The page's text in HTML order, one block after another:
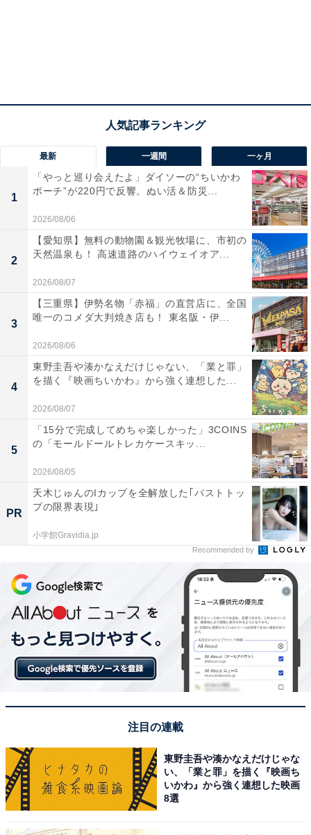
最新 一週間 一ヶ月
1
「やっと巡り会えたよ」ダイソーの“ちいかわ
ポーチ”が220円で反響。ぬい活＆防災...
2026/08/06
2
【愛知県】無料の動物園＆観光牧場に、市初の
天然温泉も！ 高速道路のハイウェイオア...
2026/08/07
3
【三重県】伊勢名物「赤福」の直営店に、全国
唯一のコメダ大判焼き店も！ 東名阪・伊...
2026/08/06
4
東野圭吾や湊かなえだけじゃない、「業と罪」
を描く『映画ちいかわ』から強く連想した...
2026/08/07
5
「15分で完成してめちゃ楽しかった」3COINS
の「モールドールトレカケースキッ...
2026/08/05
PR
天木じゅんのIカップを全解放した｢バストトッ
プの限界表現｣
小学館Gravidia.jp
Recommended by
注目の連載
東野圭吾や湊かなえだけじゃな
い、「業と罪」を描く『映画ち
いかわ』から強く連想した映画
8選